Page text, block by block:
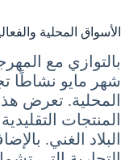
الأسواق المحلية
بالتوازي مع
شهر مايو نشاطًا
المحلية. تعرض
المنتجات
البلاد الغني.